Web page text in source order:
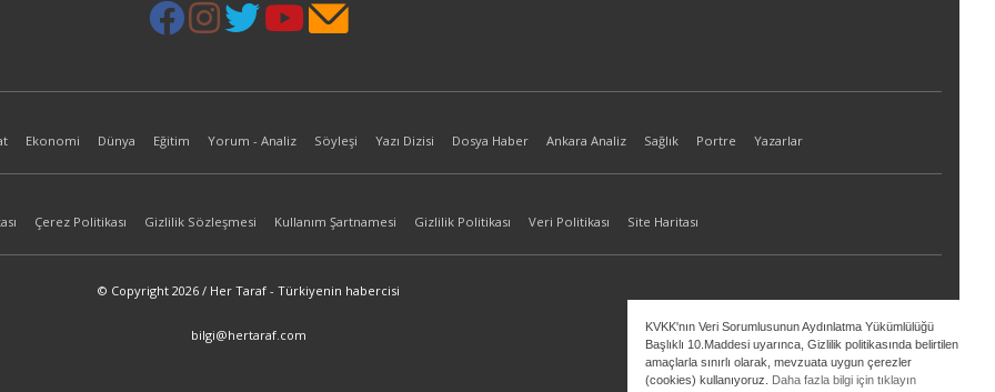
KVKK'nın Veri Sorumlusunun Aydınlatma Yükümlülüğü
Başlıklı 10.Maddesi uyarınca, Gizlilik politikasında belirtilen
amaçlarla sınırlı olarak, mevzuata uygun çerezler
(cookies) kullanıyoruz. Daha fazla bilgi için tıklayın
Ekonomi Dünya Eğitim Yorum - Analiz Söyleşi Yazı Dizisi Dosya Haber Ankara Analiz Sağlık Portre Yazarlar
Çerez Politikası Gizlilik Sözleşmesi Kullanım Şartnamesi Gizlilik Politikası Veri Politikası Site Haritası
© Copyright 2026 / Her Taraf - Türkiyenin habercisi
bilgi@hertaraf.com